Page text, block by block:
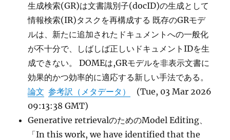
生成検索(GR)は文書識別子(docID)の生成として
情報検索(IR)タスクを再構成する 既存のGRモデ
ルは、新たに追加されたドキュメントへの一般化
が不十分で、しばしば正しいドキュメントIDを生
成できない。 DOMEは,GRモデルを非表示文書に
効果的かつ効率的に適応する新しい手法である。
論文 参考訳（メタデータ）
(Tue, 03 Mar 2026
09:13:38 GMT)
Generative retrievalのためのModel Editing、
「In this work, we have identified that the